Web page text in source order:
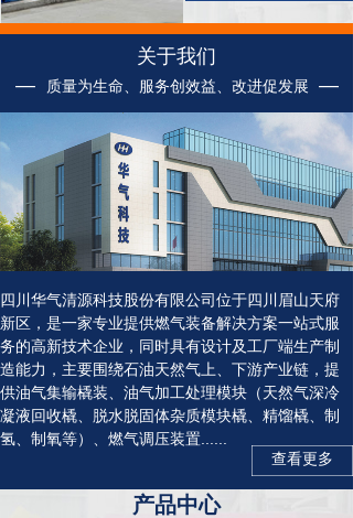
1
关于我们
—
质量为生命、服务创效益、改进促发展 —
四川华气清源科技股份有限公司位于四川眉山天府
新区，是一家专业提供燃气装备解决方案一站式服
务的高新技术企业，同时具有设计及工厂端生产制
造能力，主要围绕石油天然气上、下游产业链，提
供油气集输橇装、油气加工处理模块（天然气深冷
凝液回收橇、脱水脱固体杂质模块橇、精馏橇、制
氢、制氧等）、燃气调压装置......
查看更多
产品中心